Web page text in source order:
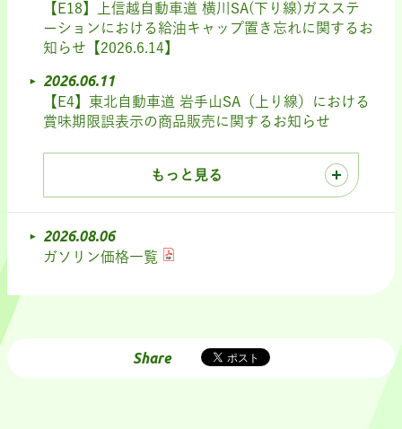
【E18】上信越自動車道 横川SA(下り線)ガスステ
ーションにおける給油キャップ置き忘れに関するお
知らせ【2026.6.14】
2026.06.11
【E4】東北自動車道 岩手山SA（上り線）における
賞味期限誤表示の商品販売に関するお知らせ
もっと見る
2026.08.06
ガソリン価格一覧
Share